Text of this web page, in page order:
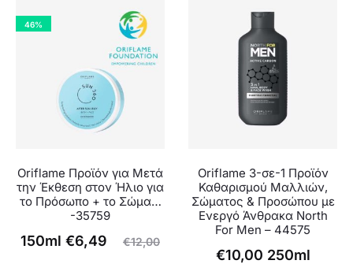
€52,00.
46%
Oriflame Προϊόν για Μετά
την Έκθεση στον Ήλιο για
το Πρόσωπο + το Σώμα…
-35759
€12,00
Original
€6,49
Η
150ml
Oriflame 3-σε-1 Προϊόν
Καθαρισμού Μαλλιών,
Σώματος & Προσώπου με
Ενεργό Άνθρακα North
For Men – 44575
€10,00 250ml